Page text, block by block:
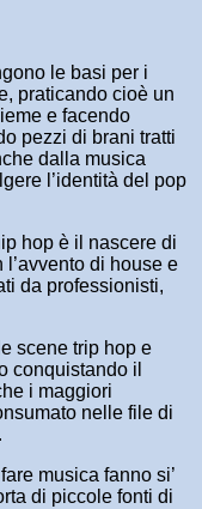
le basi per i
praticando cioè un
e facendo
pezzi di brani tratti
dalla musica
l’identità del pop
hop è il nascere di
di house e
da professionisti,
scene trip hop e
conquistando il
i maggiori
nelle file di
musica fanno si’
di piccole fonti di